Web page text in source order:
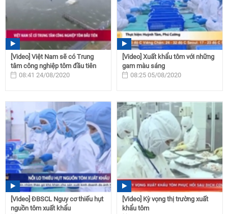
[Video] Việt Nam sẽ có Trung
tâm công nghiệp tôm đầu tiên
08:41 24/08/2020
[Video] Xuất khẩu tôm với những
gam màu sáng
08:25 05/08/2020
[Video] ĐBSCL Nguy cơ thiếu hụt
nguồn tôm xuất khẩu
[Video] Kỳ vọng thị trường xuất
khẩu tôm